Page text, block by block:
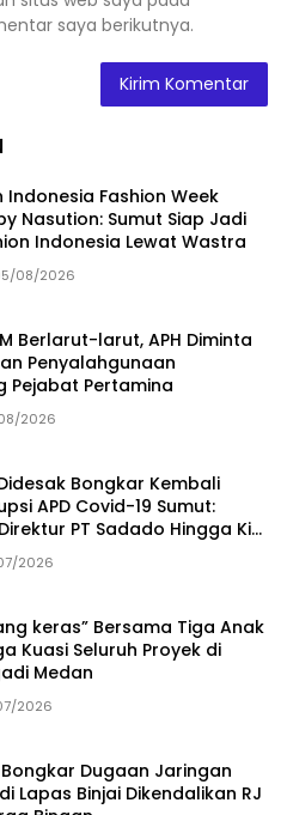
saya berikutnya.
Indonesia Fashion Week
Nasution: Sumut Siap Jadi
Indonesia Lewat Wastra
08/2026
Berlarut-larut, APH Diminta
Penyalahgunaan
Pejabat Pertamina
2026
Bongkar Kembali
APD Covid-19 Sumut:
PT Sadado Hingga Kini
2026
keras” Bersama Tiga Anak
Kuasi Seluruh Proyek di
Medan
2026
Bongkar Dugaan Jaringan
Lapas Binjai Dikendalikan RJ